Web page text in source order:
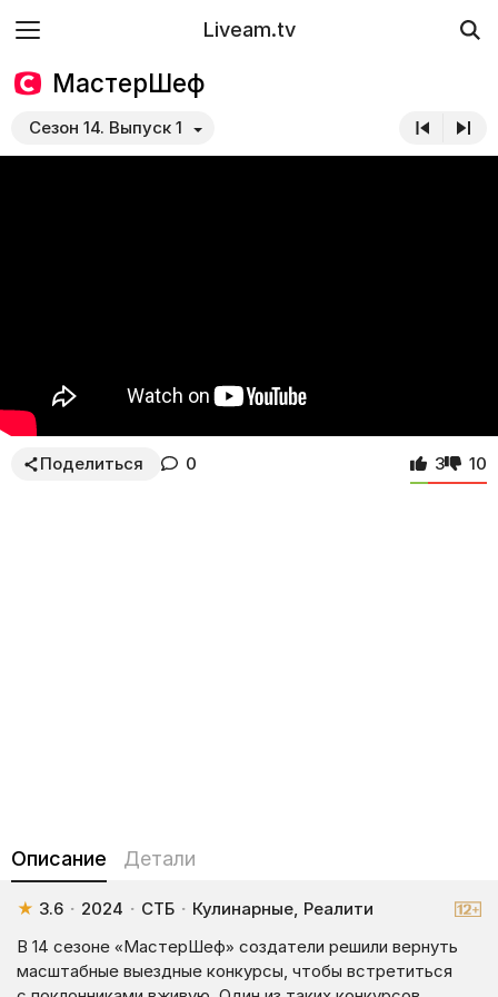
Liveam.tv
МастерШеф
Сезон 14. Выпуск 1
Поделиться 0 3 10
Описание Детали
★ 3.6 · 2024 · СТБ · Кулинарные, Реалити
В 14 сезоне «МастерШеф» создатели решили вернуть
масштабные выездные конкурсы, чтобы встретиться